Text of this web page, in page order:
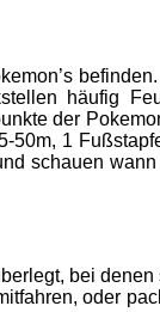
häufig
der
1
schauen
bei
oder